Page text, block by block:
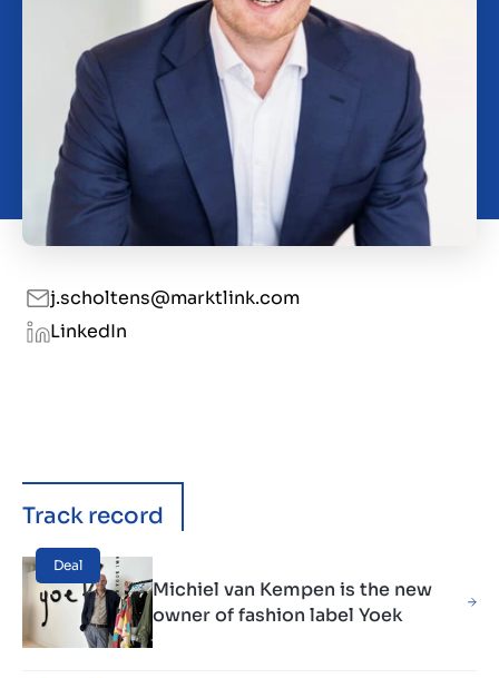
GB
j.scholtens@marktlink.com
LinkedIn
Track record
Deal
Michiel van Kempen is the new
owner of fashion label Yoek